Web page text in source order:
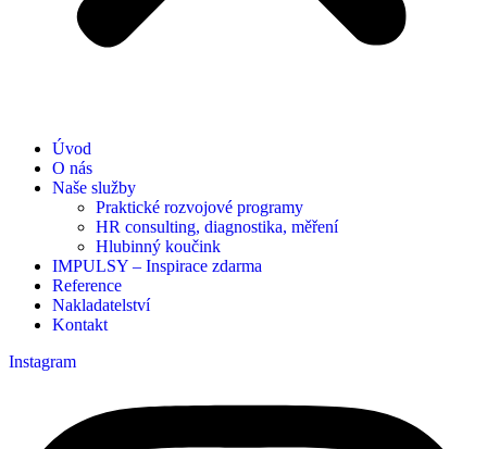
Úvod
O nás
Naše služby
Praktické rozvojové programy
HR consulting, diagnostika, měření
Hlubinný koučink
IMPULSY – Inspirace zdarma
Reference
Nakladatelství
Kontakt
Instagram